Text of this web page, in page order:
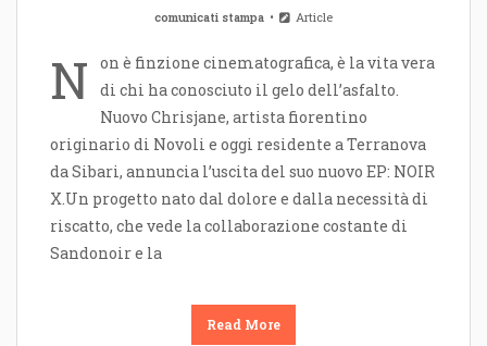
comunicati stampa Article
N
on è finzione cinematografica, è la vita vera
di chi ha conosciuto il gelo dell’asfalto.
Nuovo Chrisjane, artista fiorentino
originario di Novoli e oggi residente a Terranova
da Sibari, annuncia l’uscita del suo nuovo EP: NOIR
X.Un progetto nato dal dolore e dalla necessità di
riscatto, che vede la collaborazione costante di
Sandonoir e la
Read More